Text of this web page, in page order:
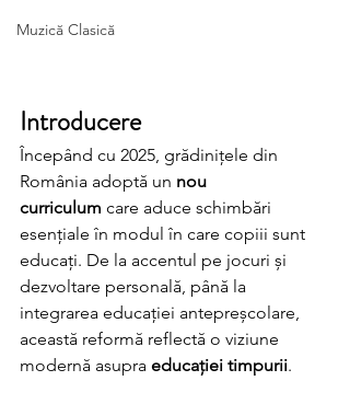
Muzică Clasică
Introducere
Începând cu 2025, grădinițele din
România adoptă un nou
curriculum care aduce schimbări
esențiale în modul în care copiii sunt
educați. De la accentul pe jocuri și
dezvoltare personală, până la
integrarea educației antepreșcolare,
această reformă reflectă o viziune
modernă asupra educației timpurii.